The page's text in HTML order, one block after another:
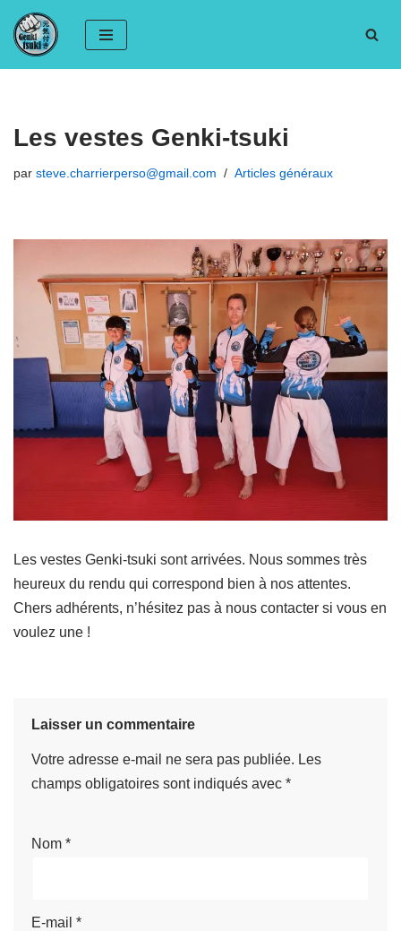
Aller
au
Les vestes Genki-tsuki
par steve.charrierperso@gmail.com Articles généraux
Les vestes Genki-tsuki sont arrivées. Nous sommes très
heureux du rendu qui correspond bien à nos attentes.
Chers adhérents, n’hésitez pas à nous contacter si vous en
voulez une !
Laisser un commentaire
Votre adresse e-mail ne sera pas publiée. Les
champs obligatoires sont indiqués avec *
Nom *
E-mail *